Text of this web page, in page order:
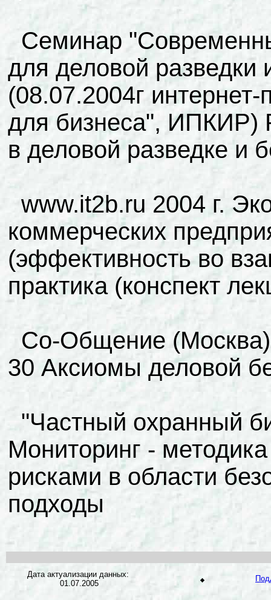
Cеминар
для деловой разведки
(08.07.2004г интернет-
для бизнеса", ИПКИР)
в деловой разведке и
www.it2b.ru 2004 г.
коммерческих
(эффективность во
практика (конспект
Cо-Общение
30 Аксиомы деловой
"Частный охранный
Мониторинг -
рисками в области
подходы
Дата актуализации данных:
01.07.2005